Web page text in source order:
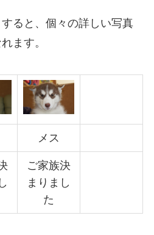
ると、個々の詳しい写真
ます。
メス
ご家族決
まりまし
た